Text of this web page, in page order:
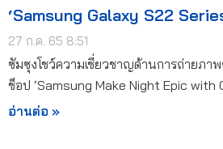
‘Samsung Galaxy S22
27 ก.ค. 65 8:51
ซัมซุงโชว์ความเชี่ยวชาญด้านการถ่ายภา
ช็อป ‘Samsung Make Night Epic with
อ่านต่อ »